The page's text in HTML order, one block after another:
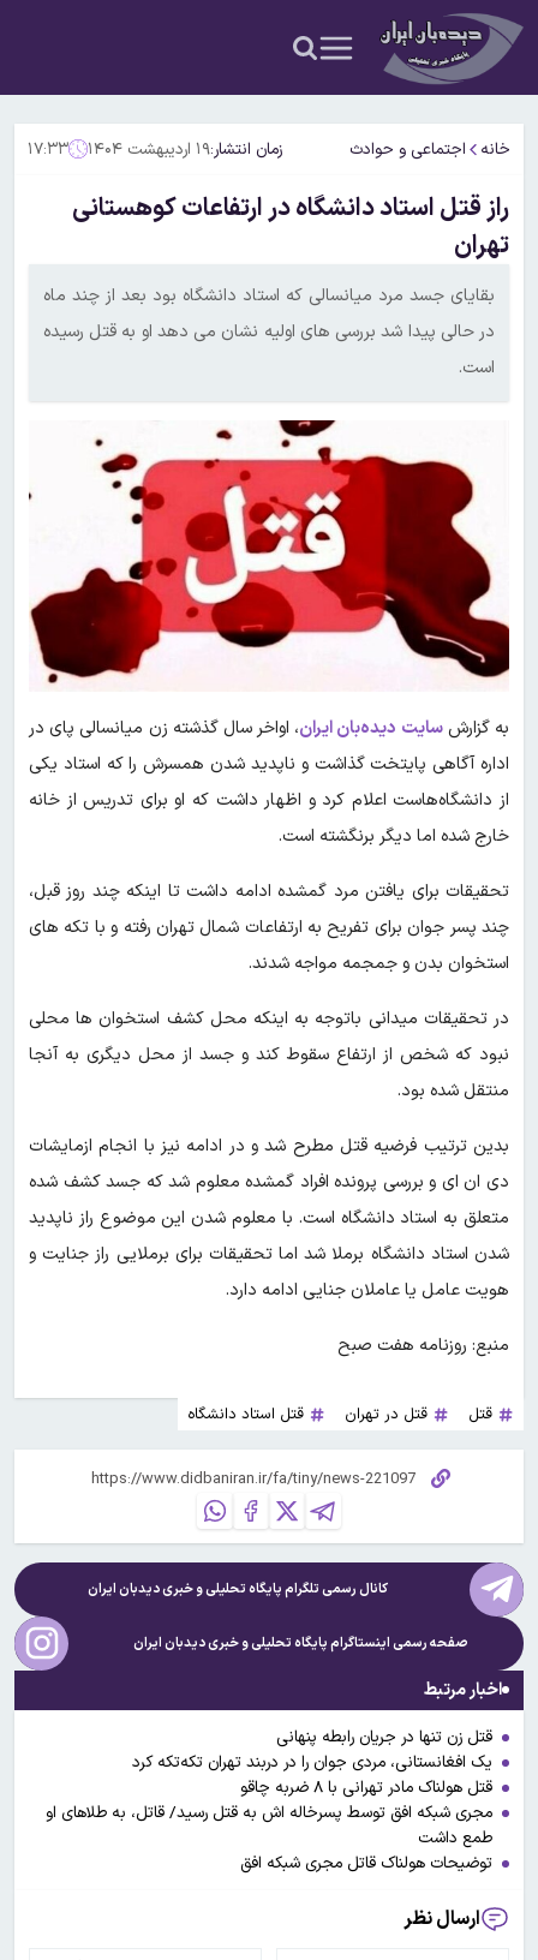
خانه اجتماعی و حوادث زمان انتشار:۱۹ اردیبهشت ۱۴۰۴ ۱۷:۳۳
راز قتل استاد دانشگاه در ارتفاعات کوهستانی
تهران
بقایای جسد مرد میانسالی که استاد دانشگاه بود بعد از چند ماه
در حالی پیدا شد بررسی های اولیه نشان می دهد او به قتل رسیده
است.
به گزارشسایت دیده‌بان ایران، اواخر سال گذشته زن میانسالی پای در
اداره آگاهی پایتخت گذاشت و ناپدید شدن همسرش را که استاد یکی
از دانشگاه‌هاست اعلام کرد و اظهار داشت که او برای تدریس از خانه
خارج شده اما دیگر برنگشته است.
تحقیقات برای یافتن مرد گمشده ادامه داشت تا اینکه چند روز قبل،
چند پسر جوان برای تفریح به ارتفاعات شمال تهران رفته و با تکه های
استخوان بدن و جمجمه مواجه شدند.
در تحقیقات میدانی باتوجه به اینکه محل کشف استخوان ها محلی
نبود که شخص از ارتفاع سقوط کند و جسد از محل دیگری به آنجا
منتقل شده بود.
بدین ترتیب فرضیه قتل مطرح شد و در ادامه نیز با انجام ازمایشات
دی ان ای و بررسی پرونده افراد گمشده معلوم شد که جسد کشف شده
متعلق به استاد دانشگاه است. با معلوم شدن این موضوع راز ناپدید
شدن استاد دانشگاه برملا شد اما تحقیقات برای برملایی راز جنایت و
هویت عامل یا عاملان جنایی ادامه دارد.
منبع: روزنامه هفت صبح
قتل قتل در تهران قتل استاد دانشگاه
کانال رسمی تلگرام پایگاه تحلیلی و خبریدیدبان ایران
صفحه رسمی اینستاگرام پایگاه تحلیلی و خبریدیدبان ایران
اخبار مرتبط
قتل زن تنها در جریان رابطه پنهانی
یک افغانستانی، مردی جوان را در دربند تهران تکه‌تکه کرد
قتل هولناک مادر تهرانی با ۸ ضربه چاقو
مجری شبکه افق توسط پسرخاله اش به قتل رسید/ قاتل، به طلاهای او
طمع داشت
توضیحات هولناک قاتل مجری شبکه افق
ارسال نظر